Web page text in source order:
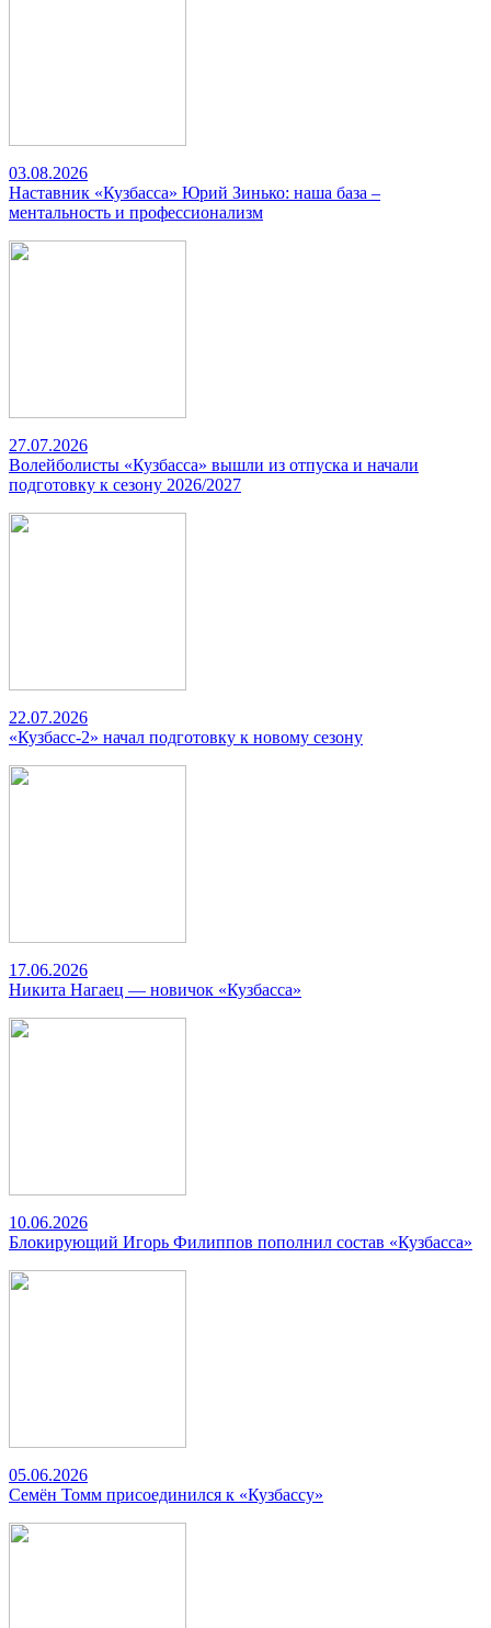
03.08.2026
Наставник «Кузбасса» Юрий Зинько: наша база –
ментальность и профессионализм
27.07.2026
Волейболисты «Кузбасса» вышли из отпуска и начали
подготовку к сезону 2026/2027
22.07.2026
«Кузбасс-2» начал подготовку к новому сезону
17.06.2026
Никита Нагаец — новичок «Кузбасса»
10.06.2026
Блокирующий Игорь Филиппов пополнил состав «Кузбасса»
05.06.2026
Семён Томм присоединился к «Кузбассу»